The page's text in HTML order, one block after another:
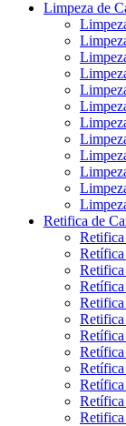
Limpeza de
Retifica de
Retifica
Retífica
Retífica
Retífica
Retífica
Retífica